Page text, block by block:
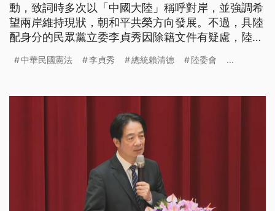
動，致詞時多次以「中國大陸」稱呼對岸，並強調希
望兩岸維持現狀，朝和平共榮方向發展。不過，具陸
配身分的民眾黨立委李貞秀因除籍文件有疑慮，陸委
責任在國會；行政院長卓榮泰和內政部長劉世芳則以
公然霸凌。
中華民國憲法 李貞秀 總統賴清德 陸委會 ...